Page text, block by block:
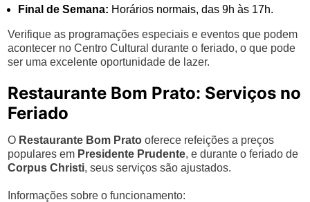
Final de Semana: Horários normais, das 9h às 17h.
Verifique as programações especiais e eventos que podem
acontecer no Centro Cultural durante o feriado, o que pode
ser uma excelente oportunidade de lazer.
Restaurante Bom Prato: Serviços no
Feriado
O Restaurante Bom Prato oferece refeições a preços
populares em Presidente Prudente, e durante o feriado de
Corpus Christi, seus serviços são ajustados.
Informações sobre o funcionamento: